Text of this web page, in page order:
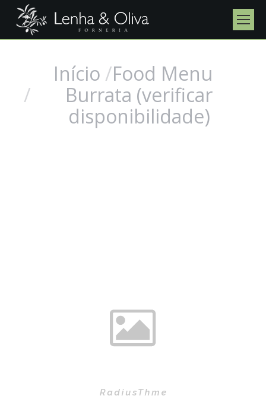
Você está aqui:Início Food Menu
Burrata (verificar
disponibilidade)